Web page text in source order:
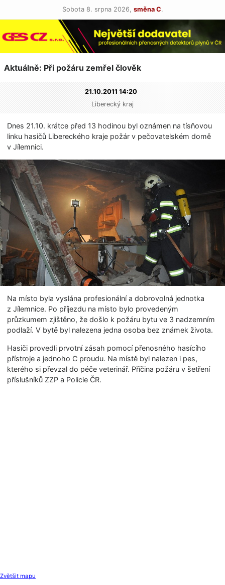
Sobota 8. srpna 2026, směna C.
Aktuálně: Při požáru zemřel člověk
21.10.2011 14:20
Liberecký kraj
Dnes 21.10. krátce před 13 hodinou byl oznámen na tísňovou
linku hasičů Libereckého kraje požár v pečovatelském domě
v Jílemnici.
Na místo byla vyslána profesionální a dobrovolná jednotka
z Jílemnice. Po příjezdu na místo bylo provedeným
průzkumem zjištěno, že došlo k požáru bytu ve 3 nadzemním
podlaží. V bytě byl nalezena jedna osoba bez známek života.
Hasiči provedli prvotní zásah pomocí přenosného hasícího
přístroje a jednoho C proudu. Na místě byl nalezen i pes,
kterého si převzal do péče veterinář. Příčina požáru v šetření
příslušníků ZZP a Policie ČR.
Zvětšit mapu